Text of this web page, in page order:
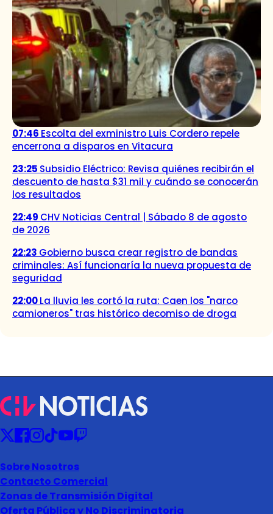
07:46 Escolta del exministro Luis Cordero repele
encerrona a disparos en Vitacura
23:25 Subsidio Eléctrico: Revisa quiénes recibirán el
descuento de hasta $31 mil y cuándo se conocerán
los resultados
22:49 CHV Noticias Central | Sábado 8 de agosto
de 2026
22:23 Gobierno busca crear registro de bandas
criminales: Así funcionaría la nueva propuesta de
seguridad
22:00La lluvia les cortó la ruta: Caen los "narco
camioneros" tras histórico decomiso de droga
Sobre Nosotros
Contacto Comercial
Zonas de Transmisión Digital
Oferta Pública y No Discriminatoria